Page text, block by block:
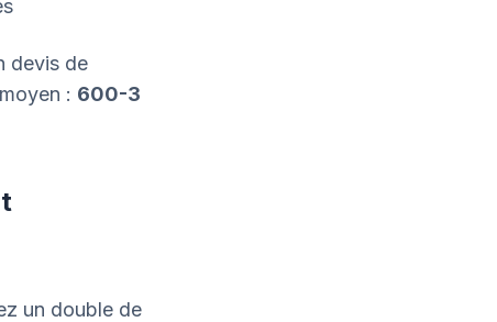
devis de
: 600-3
un double de